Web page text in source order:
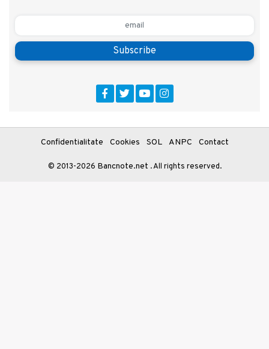
Subscribe
© 2013-2026 Bancnote.net . All rights reserved.
Confidentialitate Cookies SOL ANPC Contact